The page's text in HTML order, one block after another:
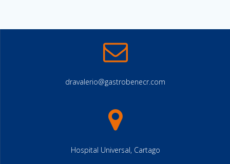
dravalerio@gastrobenecr.com
Hospital Universal, Cartago